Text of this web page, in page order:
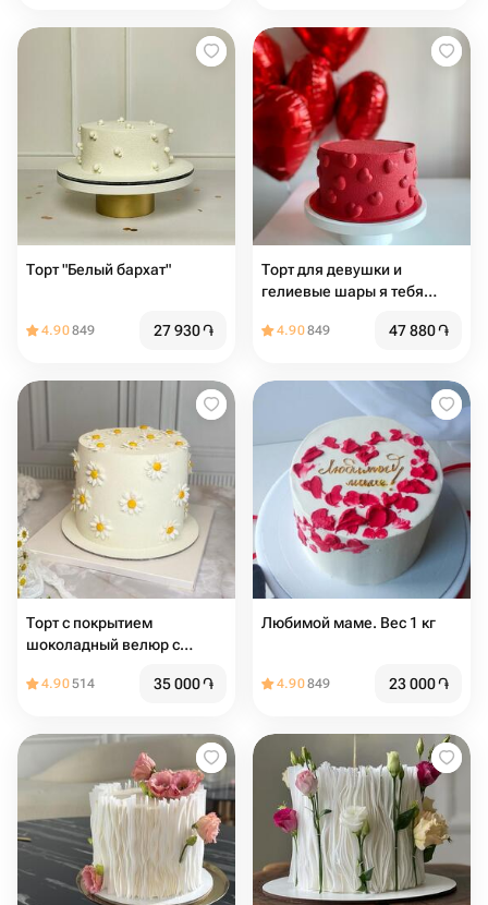
Торт "Белый бархат"
4.90849 27 930֏
Торт для девушки и
гелиевые шары я тебя
4.90849 47 880֏
Торт с покрытием
шоколадный велюр с
день рождения, девушке,
4.90514 35 000֏
Любимой маме. Вес 1 кг
4.90849 23 000֏